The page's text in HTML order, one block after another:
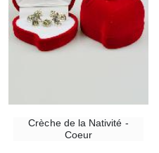
Crèche de la Nativité -
Coeur